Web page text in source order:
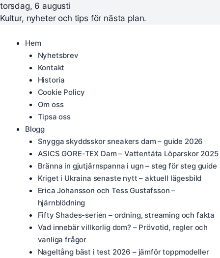
torsdag, 6 augusti
Kultur, nyheter och tips för nästa plan.
Hem
Nyhetsbrev
Kontakt
Historia
Cookie Policy
Om oss
Tipsa oss
Blogg
Snygga skyddsskor sneakers dam – guide 2026
ASICS GORE-TEX Dam – Vattentäta Löparskor 2025
Bränna in gjutjärnspanna i ugn – steg för steg guide
Kriget i Ukraina senaste nytt – aktuell lägesbild
Erica Johansson och Tess Gustafsson –
hjärnblödning
Fifty Shades-serien – ordning, streaming och fakta
Vad innebär villkorlig dom? – Prövotid, regler och
vanliga frågor
Nageltång bäst i test 2026 – jämför toppmodeller